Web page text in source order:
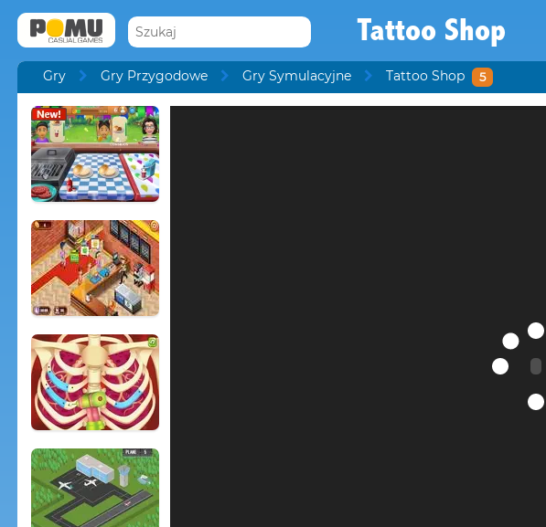
Tattoo Shop
Gry Gry Przygodowe Gry Symulacyjne Tattoo Shop 5